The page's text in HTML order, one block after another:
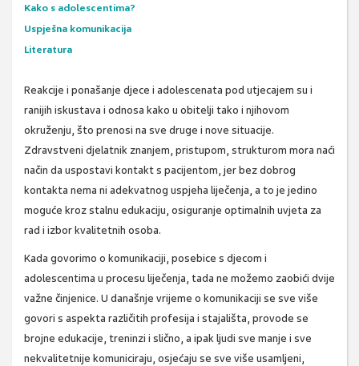
Kako s adolescentima?
Uspješna komunikacija
Literatura
Reakcije i ponašanje djece i adolescenata pod utjecajem su i
ranijih iskustava i odnosa kako u obitelji tako i njihovom
okruženju, što prenosi na sve druge i nove situacije.
Zdravstveni djelatnik znanjem, pristupom, strukturom mora naći
način da uspostavi kontakt s pacijentom, jer bez dobrog
kontakta nema ni adekvatnog uspjeha liječenja, a to je jedino
moguće kroz stalnu edukaciju, osiguranje optimalnih uvjeta za
rad i izbor kvalitetnih osoba.
Kada govorimo o komunikaciji, posebice s djecom i
adolescentima u procesu liječenja, tada ne možemo zaobići dvije
važne činjenice. U današnje vrijeme o komunikaciji se sve više
govori s aspekta različitih profesija i stajališta, provode se
brojne edukacije, treninzi i slično, a ipak ljudi sve manje i sve
nekvalitetnije komuniciraju, osjećaju se sve više usamljeni,